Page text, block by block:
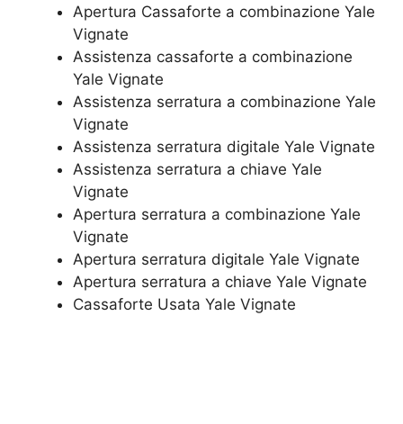
​Apertura Cassaforte a combinazione Yale
Vignate
Assistenza cassaforte a combinazione
Yale Vignate
​Assistenza serratura​ ​a combinazione Yale
Vignate
Assistenza serratura ​digitale Yale Vignate
Assistenza serratura ​a chiave Yale
Vignate
​Apertura serratura​ ​a combinazione Yale
Vignate
Apertura serratura​ ​digitale Yale Vignate
​Apertura serratura​ ​a chiave Yale Vignate
​Cassaforte Usata Yale Vignate